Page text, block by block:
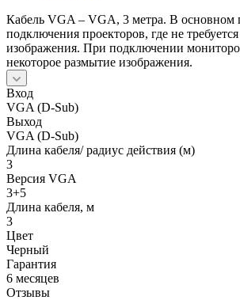
Кабель VGA – VGA, 3 метра. В основном
подключения проекторов, где не
изображения. При подключении
некоторое размытие изображения.
Вход
VGA (D-Sub)
Выход
VGA (D-Sub)
Длина кабеля/ радиус действия (м)
3
Версия VGA
3+5
Длина кабеля, м
3
Цвет
Черный
Гарантия
6 месяцев
Отзывы